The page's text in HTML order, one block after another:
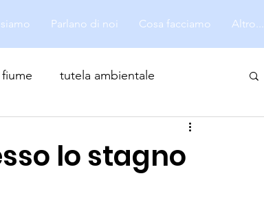
Parlano di noi Cosa facciamo Altro...
fiume tutela ambientale
lo stagno